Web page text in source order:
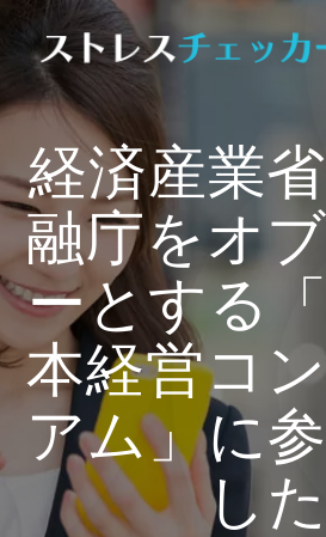
to
content
経済産業
融庁をオ
ーとする
本経営コ
アム」に
した